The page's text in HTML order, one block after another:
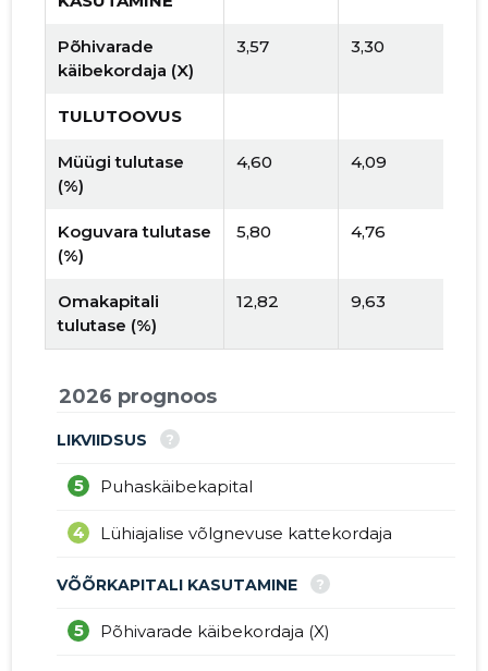
Põhivarade
käibekordaja (X)
3,57 3,30
TULUTOOVUS
Müügi tulutase
(%)
4,60 4,09
Koguvara tulutase
(%)
5,80 4,76
Omakapitali
tulutase (%)
12,82 9,63
2026 prognoos
LIKVIIDSUS ?
Puhaskäibekapital
5
Lühiajalise võlgnevuse kattekordaja
4
VÕÕRKAPITALI KASUTAMINE ?
Põhivarade käibekordaja (X)
5